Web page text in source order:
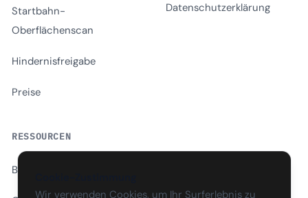
Startbahn-
Oberflächenscan
Hindernisfreigabe
Preise
RESSOURCEN
Blog
Datenschutzerklärung
Wir verwenden Cookies, um Ihr Surferlebnis zu